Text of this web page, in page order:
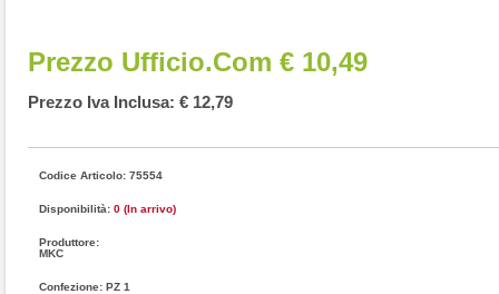
Prezzo Ufficio.com € 10,49
Prezzo Iva Inclusa: € 12,79
Codice Articolo: 75554
Disponibilità: 0 (In arrivo)
Produttore:
MKC
Confezione: PZ 1